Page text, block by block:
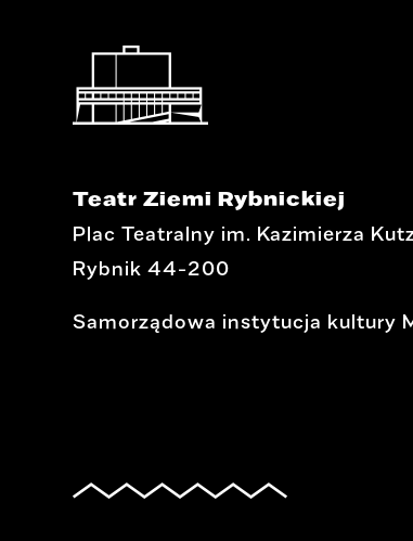
Teatr Ziemi Rybnickiej
Plac Teatralny im. Kazimierza
Rybnik 44-200
Samorządowa instytucja kultury